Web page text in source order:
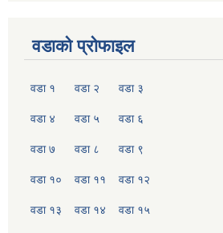
वडाको प्रोफाइल
वडा १ वडा २ वडा ३
वडा ४ वडा ५ वडा ६
वडा ७ वडा ८ वडा ९
वडा १० वडा ११ वडा १२
वडा १३ वडा १४ वडा १५